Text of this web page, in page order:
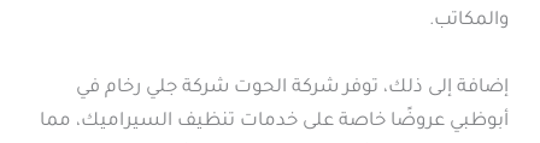
والمكاتب.
إضافة إلى ذلك، توفر شركة الحوت شركة جلي رخام في
أبوظبي عروضًا خاصة على خدمات تنظيف السيراميك، مما